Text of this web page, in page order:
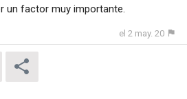
un factor muy importante.
el 2 may. 20